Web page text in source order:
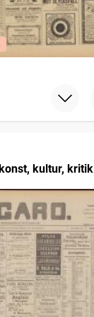
kultur, kritik